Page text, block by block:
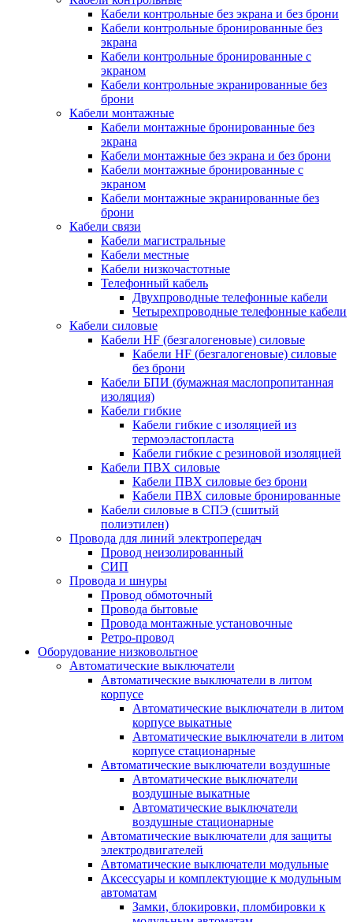
Кабели контрольные без экрана и без брони
Кабели контрольные бронированные без
экрана
Кабели контрольные бронированные с
экраном
Кабели контрольные экранированные без
брони
Кабели монтажные
Кабели монтажные бронированные без
экрана
Кабели монтажные без экрана и без брони
Кабели монтажные бронированные с
экраном
Кабели монтажные экранированные без
брони
Кабели связи
Кабели магистральные
Кабели местные
Кабели низкочастотные
Телефонный кабель
Двухпроводные телефонные кабели
Четырехпроводные телефонные кабели
Кабели силовые
Кабели HF (безгалогеновые) силовые
Кабели HF (безгалогеновые) силовые
без брони
Кабели БПИ (бумажная маслопропитанная
изоляция)
Кабели гибкие
Кабели гибкие с изоляцией из
термоэластопласта
Кабели гибкие с резиновой изоляцией
Кабели ПВХ силовые
Кабели ПВХ силовые без брони
Кабели ПВХ силовые бронированные
Кабели силовые в СПЭ (сшитый
полиэтилен)
Провода для линий электропередач
Провод неизолированный
СИП
Провода и шнуры
Провод обмоточный
Провода бытовые
Провода монтажные установочные
Ретро-провод
Оборудование низковольтное
Автоматические выключатели
Автоматические выключатели в литом
корпусе
Автоматические выключатели в литом
корпусе выкатные
Автоматические выключатели в литом
корпусе стационарные
Автоматические выключатели воздушные
Автоматические выключатели
воздушные выкатные
Автоматические выключатели
воздушные стационарные
Автоматические выключатели для защиты
электродвигателей
Автоматические выключатели модульные
Аксессуары и комплектующие к модульным
автоматам
Замки, блокировки, пломбировки к